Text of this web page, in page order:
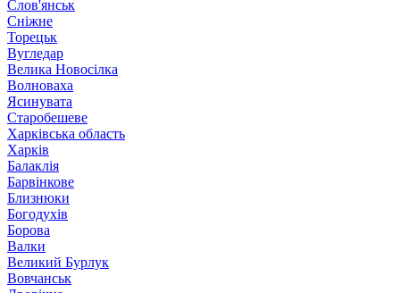
Слов'янськ
Сніжне
Торецьк
Вугледар
Велика Новосілка
Волноваха
Ясинувата
Старобешеве
Харківська область
Харків
Балаклія
Барвінкове
Близнюки
Богодухів
Борова
Валки
Великий Бурлук
Вовчанськ